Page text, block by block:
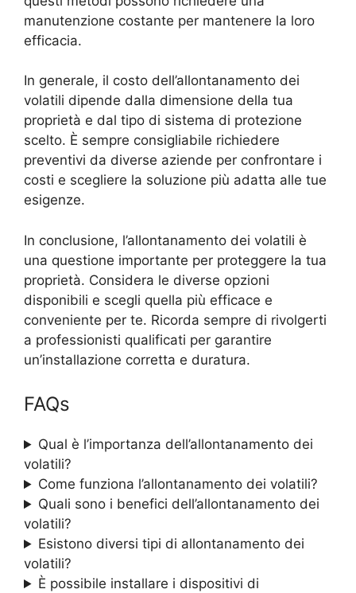
manutenzione costante per mantenere la loro
efficacia.
In generale, il costo dell’allontanamento dei
volatili dipende dalla dimensione della tua
proprietà e dal tipo di sistema di protezione
scelto. È sempre consigliabile richiedere
preventivi da diverse aziende per confrontare i
costi e scegliere la soluzione più adatta alle tue
esigenze.
In conclusione, l’allontanamento dei volatili è
una questione importante per proteggere la tua
proprietà. Considera le diverse opzioni
disponibili e scegli quella più efficace e
conveniente per te. Ricorda sempre di rivolgerti
a professionisti qualificati per garantire
un’installazione corretta e duratura.
FAQs
Qual è l’importanza dell’allontanamento dei
volatili?
Come funziona l’allontanamento dei volatili?
Quali sono i benefici dell’allontanamento dei
volatili?
Esistono diversi tipi di allontanamento dei
volatili?
È possibile installare i dispositivi di